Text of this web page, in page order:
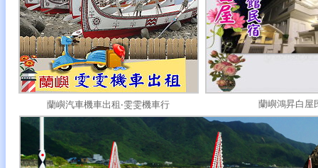
蘭嶼汽車機車出租‧雯雯機車行 蘭嶼鴻昇白屋